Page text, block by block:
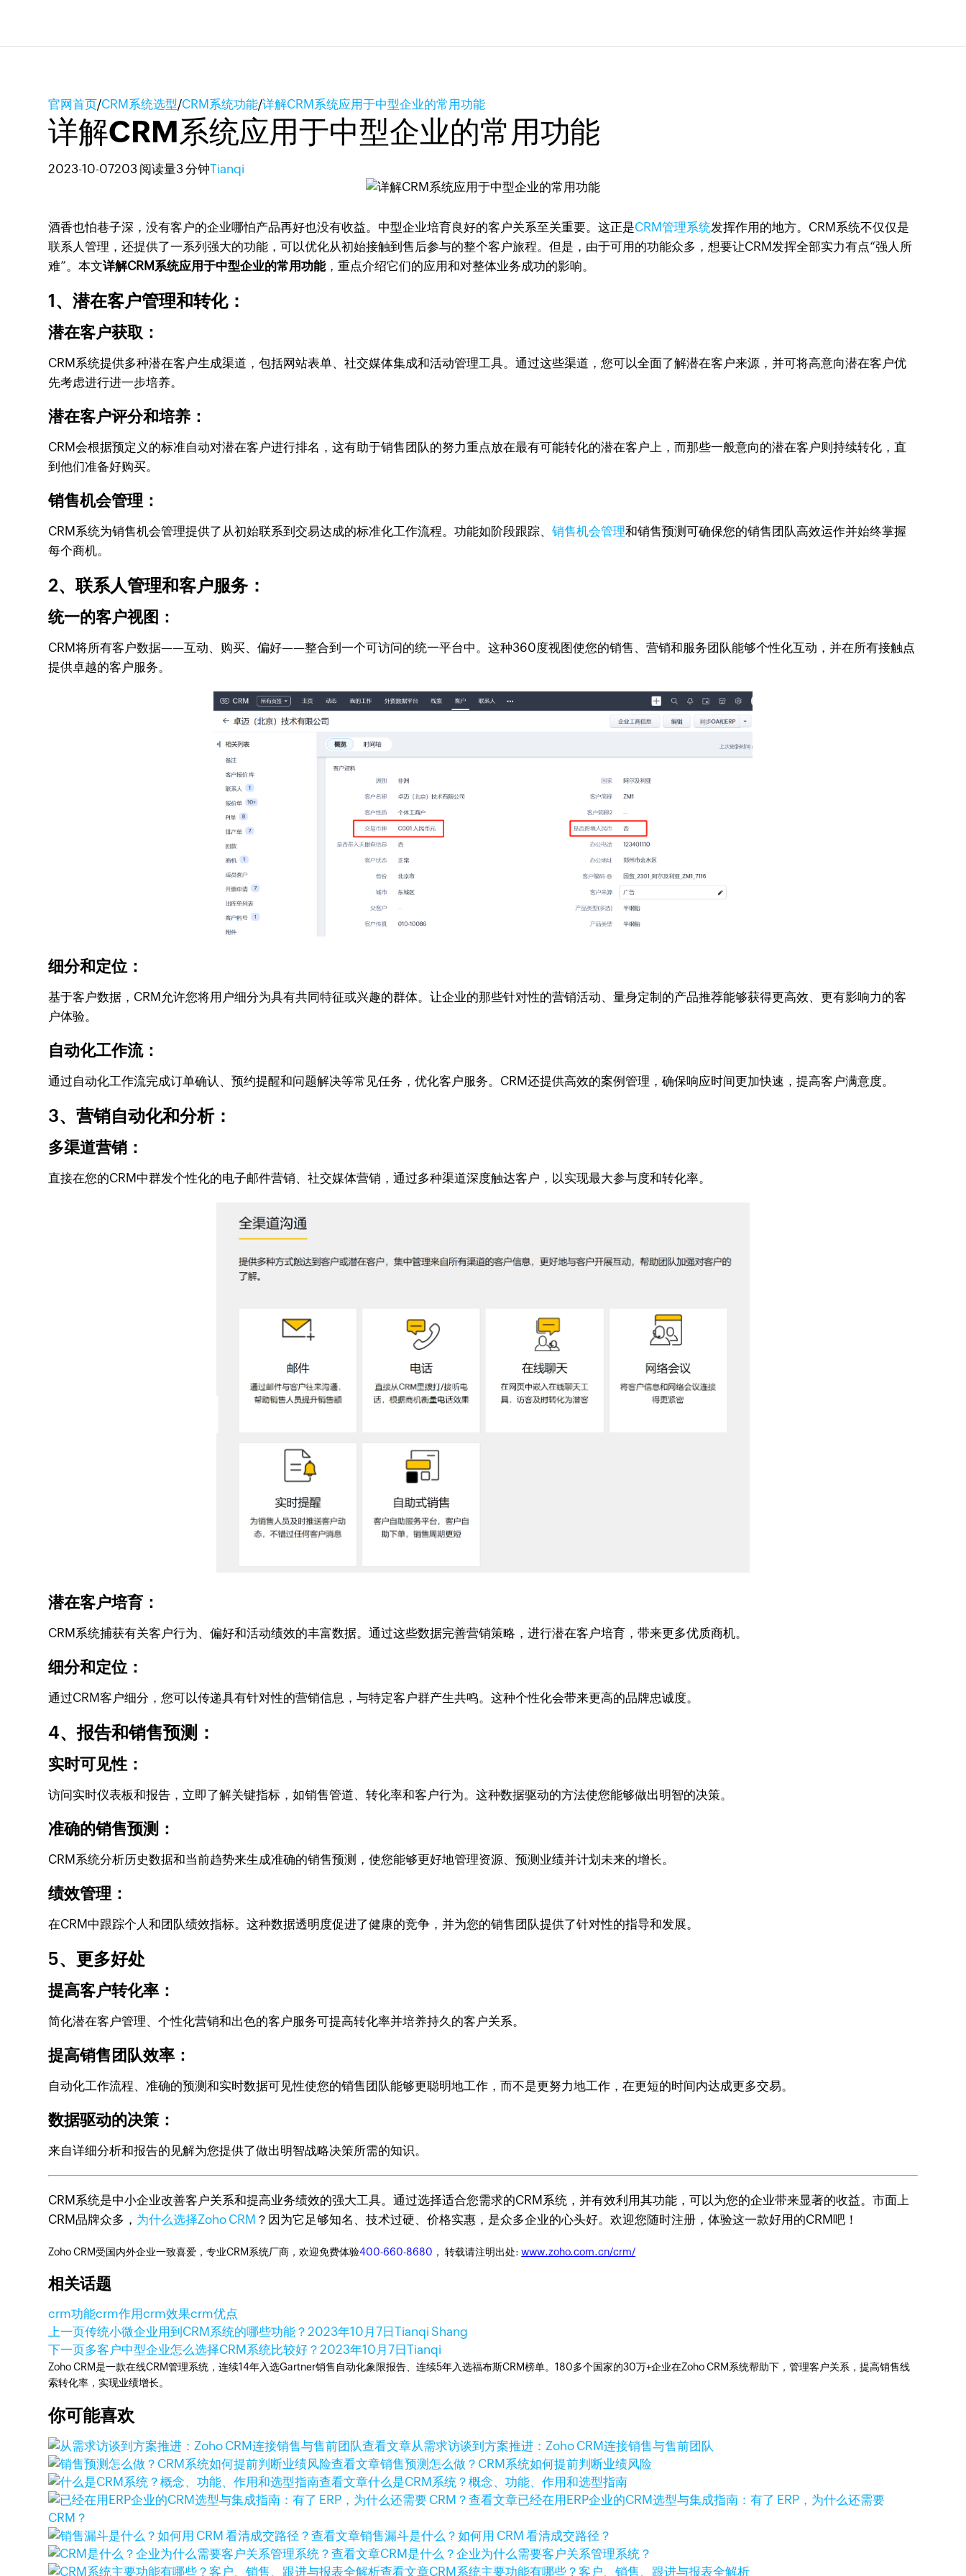
官网首页/CRM系统选型/CRM系统功能/详解CRM系统应用于中型企业的常用功能
详解CRM系统应用于中型企业的常用功能
2023-10-07203 阅读量3 分钟Tianqi
酒香也怕巷子深，没有客户的企业哪怕产品再好也没有收益。中型企业培育良好的客户关系至关重要。这正是CRM管理系统发挥作用的地方。CRM系统不仅仅是
联系人管理，还提供了一系列强大的功能，可以优化从初始接触到售后参与的整个客户旅程。但是，由于可用的功能众多，想要让CRM发挥全部实力有点“强人所
难”。本文详解CRM系统应用于中型企业的常用功能，重点介绍它们的应用和对整体业务成功的影响。
1、潜在客户管理和转化：
潜在客户获取：
CRM系统提供多种潜在客户生成渠道，包括网站表单、社交媒体集成和活动管理工具。通过这些渠道，您可以全面了解潜在客户来源，并可将高意向潜在客户优
先考虑进行进一步培养。
潜在客户评分和培养：
CRM会根据预定义的标准自动对潜在客户进行排名，这有助于销售团队的努力重点放在最有可能转化的潜在客户上，而那些一般意向的潜在客户则持续转化，直
到他们准备好购买。
销售机会管理：
CRM系统为销售机会管理提供了从初始联系到交易达成的标准化工作流程。功能如阶段跟踪、销售机会管理和销售预测可确保您的销售团队高效运作并始终掌握
每个商机。
2、联系人管理和客户服务：
统一的客户视图：
CRM将所有客户数据——互动、购买、偏好——整合到一个可访问的统一平台中。这种360度视图使您的销售、营销和服务团队能够个性化互动，并在所有接触点
提供卓越的客户服务。
细分和定位：
基于客户数据，CRM允许您将用户细分为具有共同特征或兴趣的群体。让企业的那些针对性的营销活动、量身定制的产品推荐能够获得更高效、更有影响力的客
户体验。
自动化工作流：
通过自动化工作流完成订单确认、预约提醒和问题解决等常见任务，优化客户服务。CRM还提供高效的案例管理，确保响应时间更加快速，提高客户满意度。
3、营销自动化和分析：
多渠道营销：
直接在您的CRM中群发个性化的电子邮件营销、社交媒体营销，通过多种渠道深度触达客户，以实现最大参与度和转化率。
潜在客户培育：
CRM系统捕获有关客户行为、偏好和活动绩效的丰富数据。通过这些数据完善营销策略，进行潜在客户培育，带来更多优质商机。
细分和定位：
通过CRM客户细分，您可以传递具有针对性的营销信息，与特定客户群产生共鸣。这种个性化会带来更高的品牌忠诚度。
4、报告和销售预测：
实时可见性：
访问实时仪表板和报告，立即了解关键指标，如销售管道、转化率和客户行为。这种数据驱动的方法使您能够做出明智的决策。
准确的销售预测：
CRM系统分析历史数据和当前趋势来生成准确的销售预测，使您能够更好地管理资源、预测业绩并计划未来的增长。
绩效管理：
在CRM中跟踪个人和团队绩效指标。这种数据透明度促进了健康的竞争，并为您的销售团队提供了针对性的指导和发展。
5、更多好处
提高客户转化率：
简化潜在客户管理、个性化营销和出色的客户服务可提高转化率并培养持久的客户关系。
提高销售团队效率：
自动化工作流程、准确的预测和实时数据可见性使您的销售团队能够更聪明地工作，而不是更努力地工作，在更短的时间内达成更多交易。
数据驱动的决策：
来自详细分析和报告的见解为您提供了做出明智战略决策所需的知识。
CRM系统是中小企业改善客户关系和提高业务绩效的强大工具。通过选择适合您需求的CRM系统，并有效利用其功能，可以为您的企业带来显著的收益。市面上
CRM品牌众多， 为什么选择Zoho CRM ？因为它足够知名、技术过硬、价格实惠，是众多企业的心头好。欢迎您随时注册，体验这一款好用的CRM吧！
Zoho CRM受国内外企业一致喜爱，专业CRM系统厂商，欢迎免费体验400-660-8680 ， 转载请注明出处:www.zoho.com.cn/crm/
相关话题
crm功能crm作用crm效果crm优点
上一页传统小微企业用到CRM系统的哪些功能？2023年10月7日Tianqi Shang
下一页多客户中型企业怎么选择CRM系统比较好？2023年10月7日Tianqi
Zoho CRM是一款在线CRM管理系统，连续14年入选Gartner销售自动化象限报告、连续5年入选福布斯CRM榜单。180多个国家的30万+企业在Zoho CRM系统帮助下，管理客户关系，提高销售线
索转化率，实现业绩增长。
你可能喜欢
查看文章从需求访谈到方案推进：Zoho CRM连接销售与售前团队
查看文章销售预测怎么做？CRM系统如何提前判断业绩风险
查看文章什么是CRM系统？概念、功能、作用和选型指南
查看文章已经在用ERP企业的CRM选型与集成指南：有了 ERP，为什么还需要
CRM？
查看文章销售漏斗是什么？如何用 CRM 看清成交路径？
查看文章CRM是什么？企业为什么需要客户关系管理系统？
查看文章CRM系统主要功能有哪些？客户、销售、跟进与报表全解析